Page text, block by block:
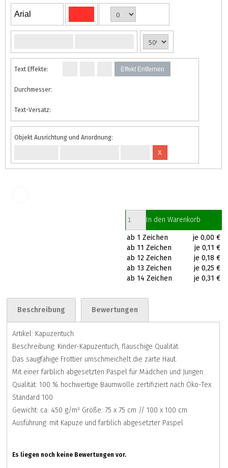
Arial
Text Effekte: Effekt Entfernen
Durchmesser:
Text-Versatz:
Objekt Ausrichtung und Anordnung:
X
In den Warenkorb
ab 1 Zeichen
je 0,00 €
ab 11 Zeichen
je 0,11 €
ab 12 Zeichen
je 0,18 €
ab 13 Zeichen
je 0,25 €
ab 14 Zeichen
je 0,31 €
Beschreibung Bewertungen
Artikel: Kapuzentuch
Beschreibung: Kinder-Kapuzentuch, flauschige Qualität.
Das saugfähige Frottier umschmeichelt die zarte Haut.
Mit einer farblich abgesetzten Paspel für Mädchen und Jungen.
Qualität: 100 % hochwertige Baumwolle zertifiziert nach Öko-Tex
Standard 100
Gewicht: ca. 450 g/m² Größe: 75 x 75 cm // 100 x 100 cm
Ausführung: mit Kapuze und farblich abgesetzter Paspel
Es liegen noch keine Bewertungen vor.